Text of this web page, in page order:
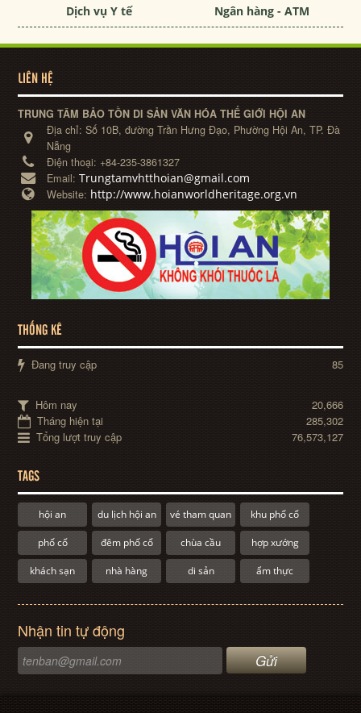
Dịch vụ Y tế Ngân hàng - ATM
LIÊN HỆ
TRUNG TÂM BẢO TỒN DI SẢN VĂN HÓA THẾ GIỚI HỘI AN
Địa chỉ:Số 10B, đường Trần Hưng Đạo, Phường Hội An, TP. Đà
Nẵng
Điện thoại: +84-235-3861327
Email:Trungtamvhtthoian@gmail.com
Website: http://www.hoianworldheritage.org.vn
THỐNG KÊ
Đang truy cập 85
Hôm nay
20,666
Tháng hiện tại
285,302
Tổng lượt truy cập
76,573,127
TAGS
hội an du lịch hội an vé tham quan khu phố cổ
phố cổ đêm phố cổ chùa cầu hợp xướng
khách sạn nhà hàng di sản ẩm thực
Nhận tin tự động